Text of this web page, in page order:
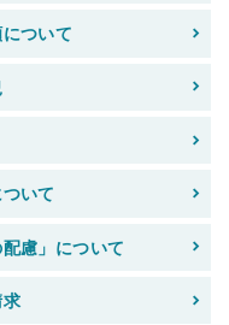
ついて
いて
慮」について